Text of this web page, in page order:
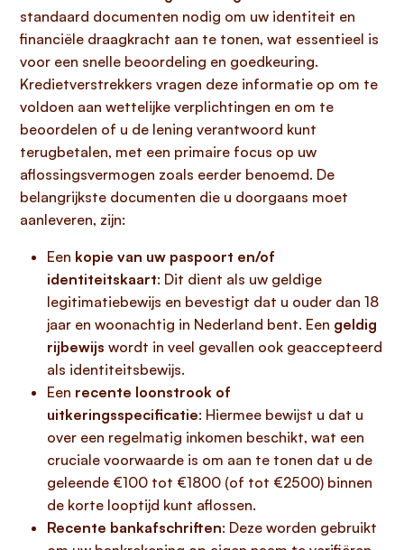
standaard documenten nodig om uw identiteit en
financiële draagkracht aan te tonen, wat essentieel is
voor een snelle beoordeling en goedkeuring.
Kredietverstrekkers vragen deze informatie op om te
voldoen aan wettelijke verplichtingen en om te
beoordelen of u de lening verantwoord kunt
terugbetalen, met een primaire focus op uw
aflossingsvermogen zoals eerder benoemd. De
belangrijkste documenten die u doorgaans moet
aanleveren, zijn:
Een kopie van uw paspoort en/of
identiteitskaart: Dit dient als uw geldige
legitimatiebewijs en bevestigt dat u ouder dan 18
jaar en woonachtig in Nederland bent. Een geldig
rijbewijs wordt in veel gevallen ook geaccepteerd
als identiteitsbewijs.
Een recente loonstrook of
uitkeringsspecificatie: Hiermee bewijst u dat u
over een regelmatig inkomen beschikt, wat een
cruciale voorwaarde is om aan te tonen dat u de
geleende €100 tot €1800 (of tot €2500) binnen
de korte looptijd kunt aflossen.
Recente bankafschriften: Deze worden gebruikt